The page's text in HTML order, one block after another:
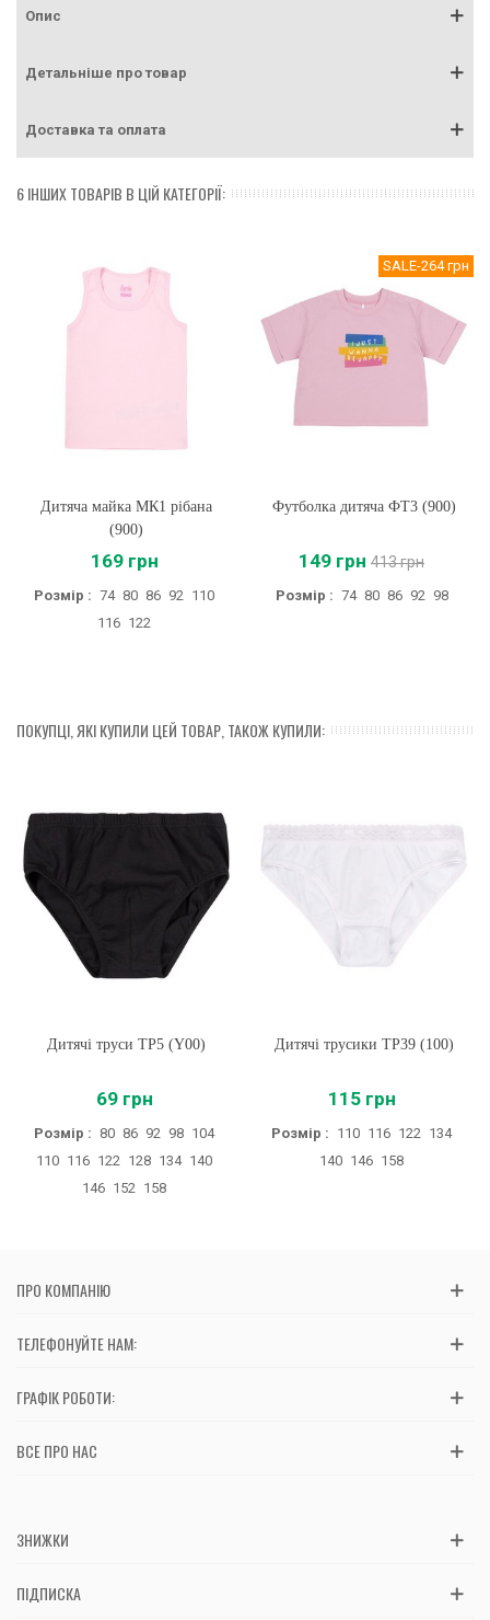
Опис
Детальніше про товар
Доставка та оплата
6 ІНШИХ ТОВАРІВ В ЦІЙ КАТЕГОРІЇ:
Дитяча майка МК1 рібана
(900)
169 грн
Розмір : 74 80 86 92 110
116 122
SALE-264 грн
Футболка дитяча ФТ3 (900)
149 грн 413 грн
Розмір : 74 80 86 92 98
ПОКУПЦІ, ЯКІ КУПИЛИ ЦЕЙ ТОВАР, ТАКОЖ КУПИЛИ:
Дитячі труси ТР5 (Y00)
69 грн
Розмір : 80 86 92 98 104
110 116 122 128 134 140
146 152 158
Дитячі трусики ТР39 (100)
115 грн
Розмір : 110 116 122 134
140 146 158
ПРО КОМПАНІЮ
ТЕЛЕФОНУЙТЕ НАМ:
ГРАФІК РОБОТИ:
ВСЕ ПРО НАС
ЗНИЖКИ
ПІДПИСКА